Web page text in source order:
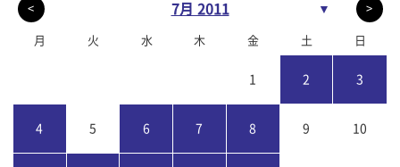
< 7月 2011 ▼ >
月 火 水 木 金 土 日
1 2 3
4 5 6 7 8 9 10